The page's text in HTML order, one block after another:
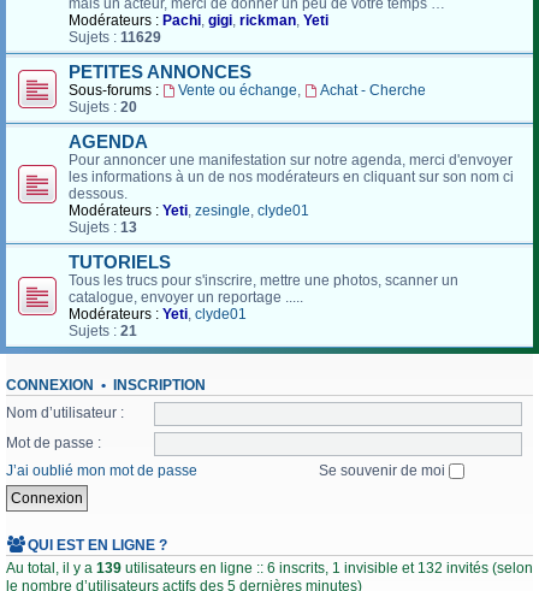
mais un acteur, merci de donner un peu de votre temps …
Modérateurs : Pachi, gigi, rickman, Yeti
Sujets : 11629
PETITES ANNONCES
Sous-forums : Vente ou échange,
Achat - Cherche
Sujets : 20
AGENDA
Pour annoncer une manifestation sur notre agenda, merci d'envoyer
les informations à un de nos modérateurs en cliquant sur son nom ci
dessous.
Modérateurs : Yeti, zesingle, clyde01
Sujets : 13
TUTORIELS
Tous les trucs pour s'inscrire, mettre une photos, scanner un
catalogue, envoyer un reportage .....
Modérateurs : Yeti, clyde01
Sujets : 21
CONNEXION • INSCRIPTION
Nom d’utilisateur :
Mot de passe :
J’ai oublié mon mot de passe
Se souvenir de moi
QUI EST EN LIGNE ?
Au total, il y a 139 utilisateurs en ligne :: 6 inscrits, 1 invisible et 132 invités (selon
le nombre d’utilisateurs actifs des 5 dernières minutes)